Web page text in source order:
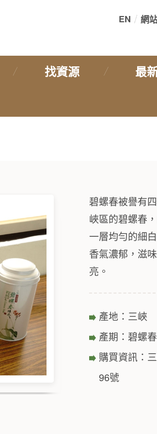
:::EN 網
找資源 最
碧螺春被譽有
峽區的碧螺春
一層均勻的細
香氣濃郁，滋
亮。
產地：三峽
產期：碧螺
購買資訊：
96號